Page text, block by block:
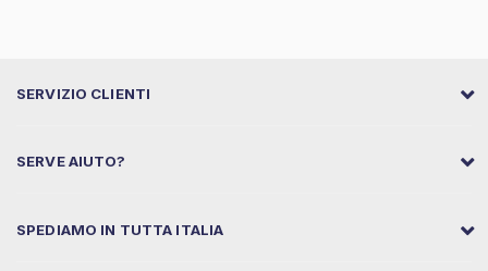
SERVIZIO CLIENTI
SERVE AIUTO?
SPEDIAMO IN TUTTA ITALIA